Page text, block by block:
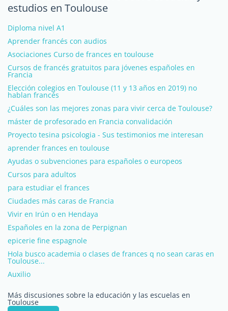
estudios en Toulouse
Diploma nivel A1
Aprender francés con audios
Asociaciones Curso de frances en toulouse
Cursos de francés gratuitos para jóvenes españoles en
Francia
Elección colegios en Toulouse (11 y 13 años en 2019) no
hablan francés
¿Cuáles son las mejores zonas para vivir cerca de Toulouse?
máster de profesorado en Francia convalidación
Proyecto tesina psicologia - Sus testimonios me interesan
aprender frances en toulouse
Ayudas o subvenciones para españoles o europeos
Cursos para adultos
para estudiar el frances
Ciudades más caras de Francia
Vivir en Irún o en Hendaya
Españoles en la zona de Perpignan
epicerie fine espagnole
Hola busco academia o clases de frances q no sean caras en
Toulouse...
Auxilio
Más discusiones sobre la educación y las escuelas en
Toulouse